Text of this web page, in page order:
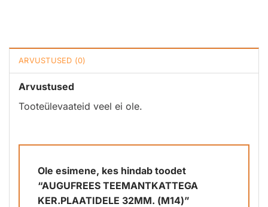
ARVUSTUSED (0)
Arvustused
Tooteülevaateid veel ei ole.
Ole esimene, kes hindab toodet
“AUGUFREES TEEMANTKATTEGA
KER.PLAATIDELE 32MM. (M14)”